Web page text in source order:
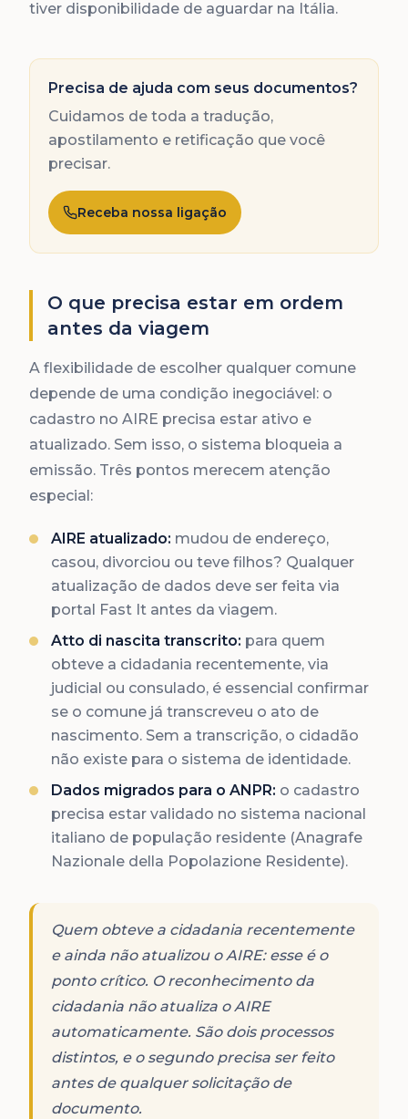
tiver disponibilidade de aguardar na Itália.
Precisa de ajuda com seus documentos?
Cuidamos de toda a tradução,
apostilamento e retificação que você
precisar.
Receba nossa ligação
O que precisa estar em ordem
antes da viagem
A flexibilidade de escolher qualquer comune
depende de uma condição inegociável: o
cadastro no AIRE precisa estar ativo e
atualizado. Sem isso, o sistema bloqueia a
emissão. Três pontos merecem atenção
especial:
AIRE atualizado: mudou de endereço,
casou, divorciou ou teve filhos? Qualquer
atualização de dados deve ser feita via
portal Fast It antes da viagem.
Atto di nascita transcrito: para quem
obteve a cidadania recentemente, via
judicial ou consulado, é essencial confirmar
se o comune já transcreveu o ato de
nascimento. Sem a transcrição, o cidadão
não existe para o sistema de identidade.
Dados migrados para o ANPR: o cadastro
precisa estar validado no sistema nacional
italiano de população residente (Anagrafe
Nazionale della Popolazione Residente).
Quem obteve a cidadania recentemente
e ainda não atualizou o AIRE: esse é o
ponto crítico. O reconhecimento da
cidadania não atualiza o AIRE
automaticamente. São dois processos
distintos, e o segundo precisa ser feito
antes de qualquer solicitação de
documento.